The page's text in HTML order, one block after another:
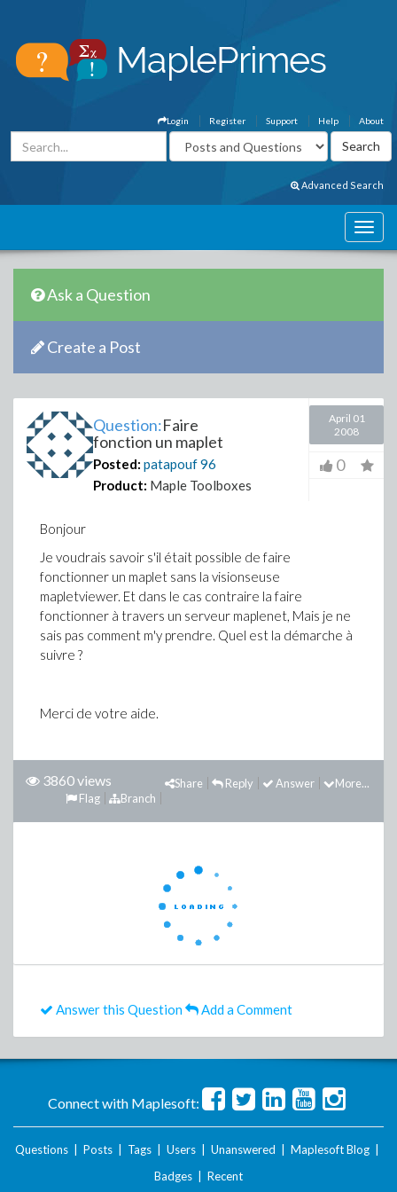
About
Help
Support
Register
Login
Advanced Search
Ask a Question
Create a Post
Question:Faire
fonction un maplet
Posted: patapouf96
Product: Maple Toolboxes
April 01
2008
0
Bonjour
Je voudrais savoir s'il était possible de faire
fonctionner un maplet sans la visionseuse
mapletviewer. Et dans le cas contraire la faire
fonctionner à travers un serveur maplenet, Mais je ne
sais pas comment m'y prendre. Quel est la démarche à
suivre ?
Merci de votre aide.
3860 views More...
Answer
Reply
Share
Branch
Flag
Answer this Question Add a Comment
Connect with Maplesoft:
Questions Posts Tags Users Unanswered Maplesoft Blog
Badges
Recent